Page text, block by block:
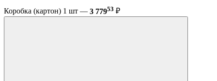
Коробка (картон) 1 шт — 3 77953 ₽